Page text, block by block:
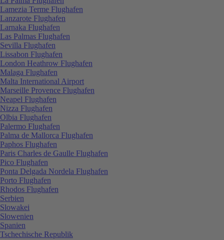
Lamezia Terme Flughafen
Lanzarote Flughafen
Larnaka Flughafen
Las Palmas Flughafen
Sevilla Flughafen
Lissabon Flughafen
London Heathrow Flughafen
Malaga Flughafen
Malta International Airport
Marseille Provence Flughafen
Neapel Flughafen
Nizza Flughafen
Olbia Flughafen
Palermo Flughafen
Palma de Mallorca Flughafen
Paphos Flughafen
Paris Charles de Gaulle Flughafen
Pico Flughafen
Ponta Delgada Nordela Flughafen
Porto Flughafen
Rhodos Flughafen
Serbien
Slowakei
Slowenien
Spanien
Tschechische Republik